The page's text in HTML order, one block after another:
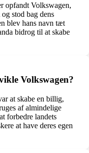
opfandt Volkswagen,
stod bag dens
blev hans navn tæt
bidrog til at skabe
Volkswagen?
at skabe en billig,
af almindelige
forbedre landets
at have deres egen